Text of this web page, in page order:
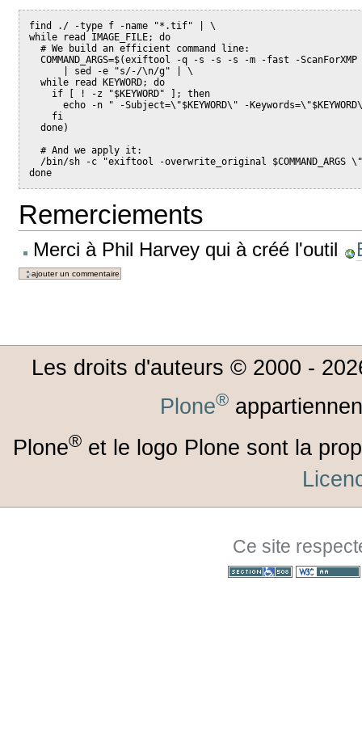
find ./ -type f -name "*.tif" | \
while read IMAGE_FILE; do
  # We build an efficient command line:
COMMAND_ARGS=$(exiftool -q -s -s -s -m -fast -ScanForXMP
      | sed -e "s/-/\n/g" | \
  while read KEYWORD; do
    if [ ! -z "$KEYWORD" ]; then
echo -n " -Subject=\"$KEYWORD\" -
    fi
done)
  # And we apply it:
/bin/sh -c "exiftool -overwrite_original $COMMAND_ARGS
done
Remerciements
Merci à Phil Harvey qui à créé l'outil
Les droits d'auteurs © 2000 -
Plone®
Plone® et le logo Plone sont la
Ce site